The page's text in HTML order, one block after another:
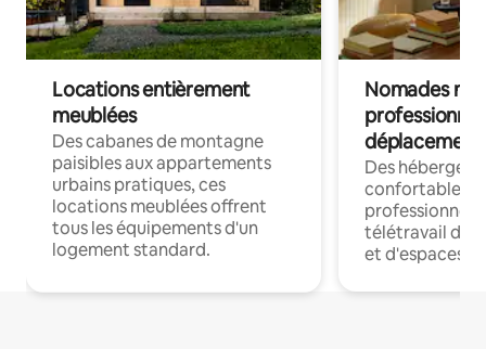
Locations entièrement
meublées
Des cabanes de montagne
paisibles aux appartements
urbains pratiques, ces
locations meublées offrent
tous les équipements d'un
logement standard.
Nomades
déplacement
Des
confortables
professionnels
télétravail
et d'espaces